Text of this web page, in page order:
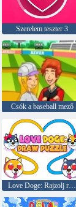
Szerelem teszter 3
Csók a baseball mező
Love Doge: Rajzolj rejtvényt